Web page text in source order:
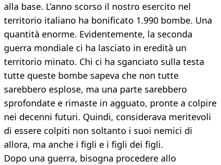
alla base. L’anno scorso il nostro esercito nel
territorio italiano ha bonificato 1.990 bombe. Una
quantità enorme. Evidentemente, la seconda
guerra mondiale ci ha lasciato in eredità un
territorio minato. Chi ci ha sganciato sulla testa
tutte queste bombe sapeva che non tutte
sarebbero esplose, ma una parte sarebbero
sprofondate e rimaste in agguato, pronte a colpire
nei decenni futuri. Quindi, considerava meritevoli
di essere colpiti non soltanto i suoi nemici di
allora, ma anche i figli e i figli dei figli.
Dopo una guerra, bisogna procedere allo